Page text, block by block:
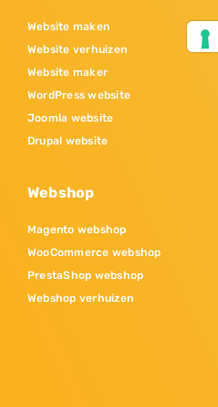
Website maken
Website verhuizen
Website maker
WordPress website
Joomla website
Drupal website
Webshop
Magento webshop
WooCommerce webshop
PrestaShop webshop
Webshop verhuizen